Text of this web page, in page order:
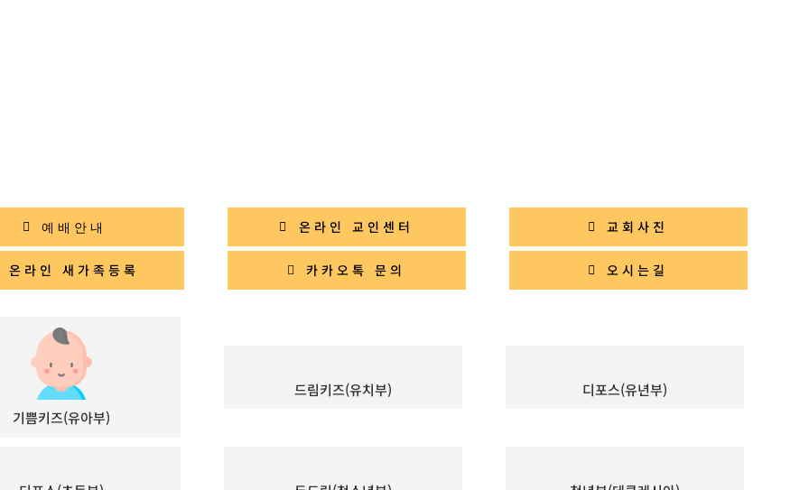
예배안내 온라인 교인센터 교회사진
온라인 새가족등록 카카오톡 문의 오시는길
기쁨키즈(유아부)
드림키즈(유치부) 디포스(유년부)